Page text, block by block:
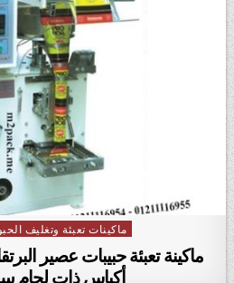
Posted in
ماكينات تعبئة وتغليف
ماكينة تعبئة حبيبات عصير
أكياس ذات لحام